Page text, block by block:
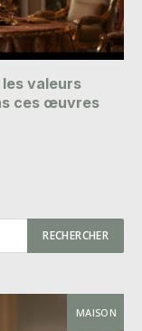
valeurs
ces œuvres
MAISON